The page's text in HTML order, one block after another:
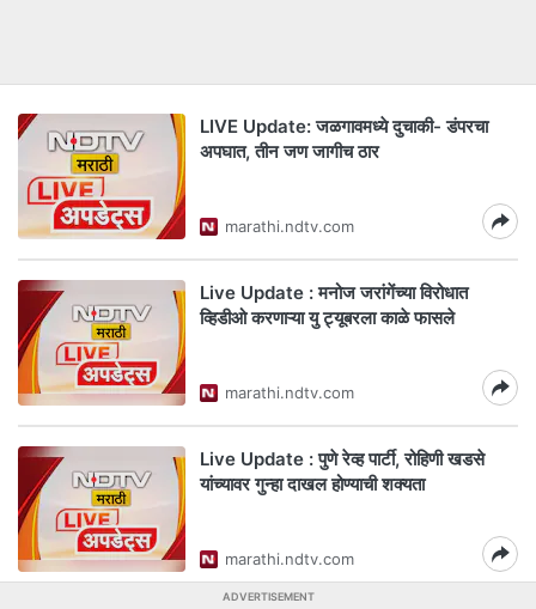
LIVE Update: जळगावमध्ये दुचाकी- डंपरचा
अपघात, तीन जण जागीच ठार
marathi.ndtv.com
Live Update : मनोज जरांगेंच्या विरोधात
व्हिडीओ करणाऱ्या यु ट्यूबरला काळे फासले
marathi.ndtv.com
Live Update : पुणे रेव्ह पार्टी, रोहिणी खडसे
यांच्यावर गुन्हा दाखल होण्याची शक्यता
marathi.ndtv.com
ADVERTISEMENT